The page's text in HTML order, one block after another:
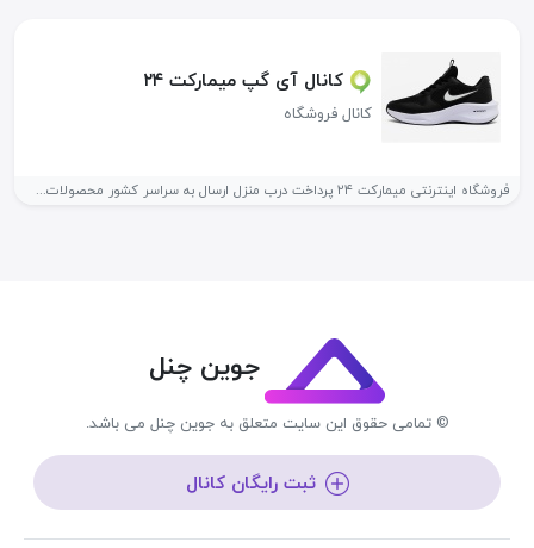
کانال آی گپ میمارکت ۲۴
کانال فروشگاه
فروشگاه اینترنتی میمارکت ۲۴ پرداخت درب منزل ارسال به سراسر کشور محصولات...
جوین چنل
© تمامی حقوق این سایت متعلق به جوین چنل می باشد.
ثبت رایگان کانال